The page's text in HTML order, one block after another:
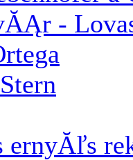
-
ernyĂľs